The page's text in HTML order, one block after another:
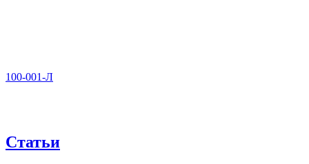
100-001-Л
Статьи